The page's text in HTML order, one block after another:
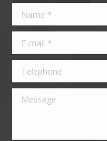
Name *
E-mail *
Telephone
Message